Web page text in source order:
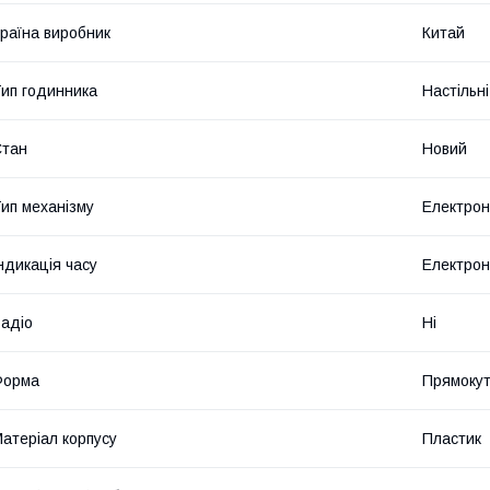
виробник Китай
годинника Настільні
Новий
механізму
часу
Ні
корпусу Пластик